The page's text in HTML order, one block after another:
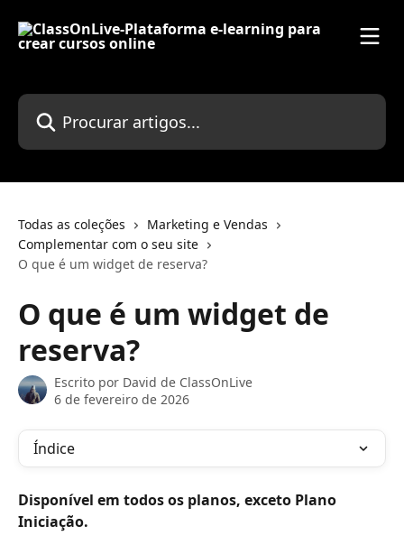
Procurar artigos...
Todas as coleções
Marketing e Vendas
Complementar com o seu site
O que é um widget de reserva?
O que é um widget de
reserva?
Escrito por David de ClassOnLive
6 de fevereiro de 2026
Índice
Disponível em todos os planos, exceto Plano
Iniciação.